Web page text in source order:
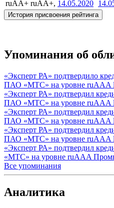
ruAA+ ruAA+, 14.05.2020
История присвоения рейтинга
Упоминания об
«Эксперт РА» подтвердило
ПАО «МТС» на уровне ruAAA
«Эксперт РА» подтвердил
ПАО «МТС» на уровне ruAAA
«Эксперт РА» подтвердил
ПАО «МТС» на уровне ruAAA
«Эксперт РА» подтвердил
ПАО «МТС» на уровне ruAAA
«Эксперт РА» подтвердил
«МТС» на уровне ruAAA
Все упоминания
Аналитика